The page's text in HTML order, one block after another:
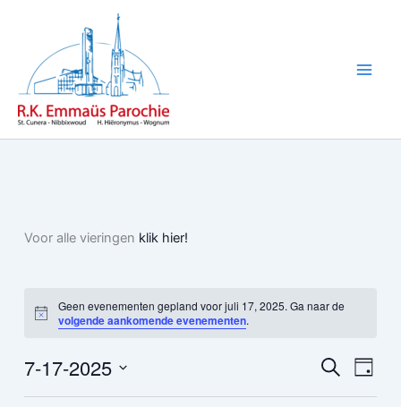
inhoud
Voor alle vieringen klik hier!
Bericht
Geen evenementen gepland voor juli 17, 2025. Ga naar de
volgende aankomende evenementen.
Evenementen
Zoeken
Dag
7-17-2025